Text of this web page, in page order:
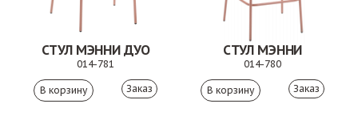
СТУЛ МЭННИ ДУО
014-781
Заказ
СТУЛ МЭННИ
014-780
Заказ